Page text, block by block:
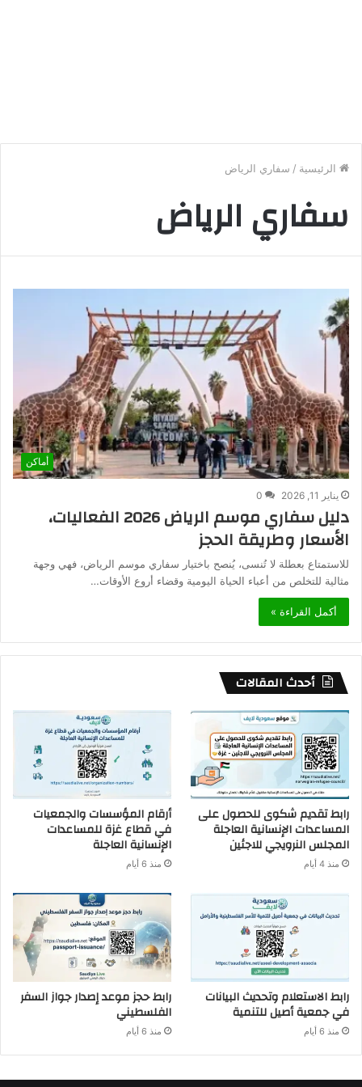
الرئيسية / سفاري الرياض
سفاري الرياض
أماكن
يناير 11, 2026 0
دليل سفاري موسم الرياض 2026 الفعاليات،
الأسعار وطريقة الحجز
للاستمتاع بعطلة لا تُنسى، يُنصح باختيار سفاري موسم الرياض، فهي وجهة
مثالية للتخلص من أعباء الحياة اليومية وقضاء أروع الأوقات…
أكمل القراءة »
أحدث المقالات
رابط تقديم شكوى للحصول على
المساعدات الإنسانية العاجلة
المجلس النرويجي للاجئين
منذ 4 أيام
أرقام المؤسسات والجمعيات
في قطاع غزة للمساعدات
الإنسانية العاجلة
منذ 6 أيام
رابط الاستعلام وتحديث البيانات
في جمعية أصيل للتنمية
منذ 6 أيام
رابط حجز موعد إصدار جواز السفر
الفلسطيني
منذ 6 أيام